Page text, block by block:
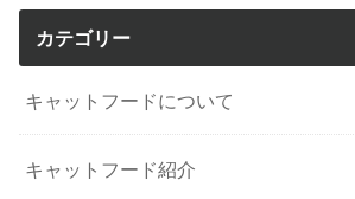
カテゴリー
キャットフードについて
キャットフード紹介